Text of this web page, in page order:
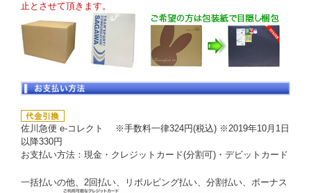
止とさせて頂きます。
佐川急便 e-コレクト ※手数料一律324円(税込) ※2019年10月1日
以降330円
お支払い方法：現金・クレジットカード(分割可)・デビットカード
一括払いの他、2回払い、リボルビング払い、分割払い、ボーナス